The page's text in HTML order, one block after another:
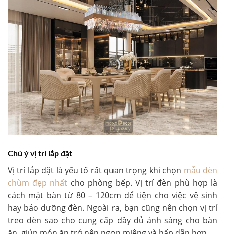
Chú ý vị trí lắp đặt
Vị trí lắp đặt là yếu tố rất quan trọng khi chọn mẫu đèn
chùm đẹp nhất cho phòng bếp. Vị trí đèn phù hợp là
cách mặt bàn từ 80 – 120cm để tiện cho việc vệ sinh
hay bảo dưỡng đèn. Ngoài ra, bạn cũng nên chọn vị trí
treo đèn sao cho cung cấp đầy đủ ánh sáng cho bàn